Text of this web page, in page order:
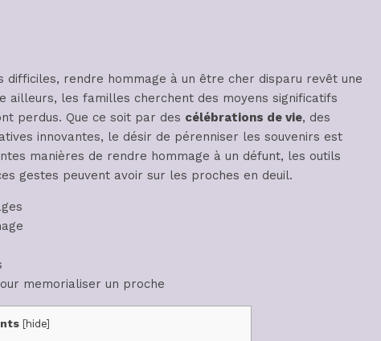
difficiles, rendre hommage à un être cher disparu revêt une
ailleurs, les familles cherchent des moyens significatifs
perdus. Que ce soit par des célébrations de vie, des
innovantes, le désir de pérenniser les souvenirs est
manières de rendre hommage à un défunt, les outils
gestes peuvent avoir sur les proches en deuil.
memorialiser un proche
[hide]